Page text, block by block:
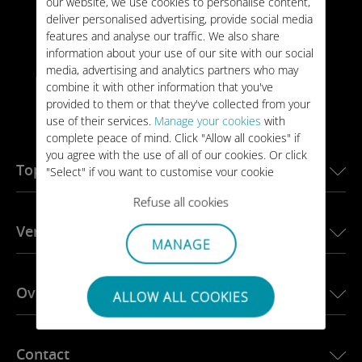
deliver personalised advertising, provide social media
features and analyse our traffic. We also share
information about your use of our site with our social
media, advertising and analytics partners who may
combine it with other information that you've
provided to them or that they've collected from your
use of their services. Manage your cookies with
complete peace of mind. Click "Allow all cookies" if
you agree with the use of all of our cookies. Or click
"Select" if you want to customise your cookie
Refuse all cookies
MANAGE
ALLOW ALL COOKIES
Topbestemmingen
eSIM voor Europa
eSIM voor Canada
eSIM voor Brazilië
eSIM voor Thailand
Beste eSIM voor Afrika
Verbonden auto's
Ubigi voor BMW
Ubigi voor Land Rover
Ubigi voor Alfa Romeo
Ubigi voor Jeep
Over ons
Ubigi-verhaal
Contact